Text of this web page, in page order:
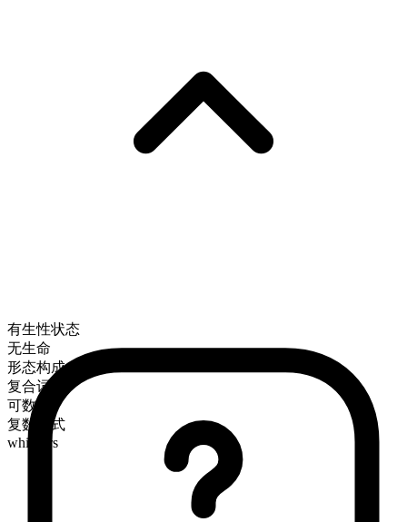
有生性状态
无生命
形态构成
复合词
可数
复数形式
whiskers